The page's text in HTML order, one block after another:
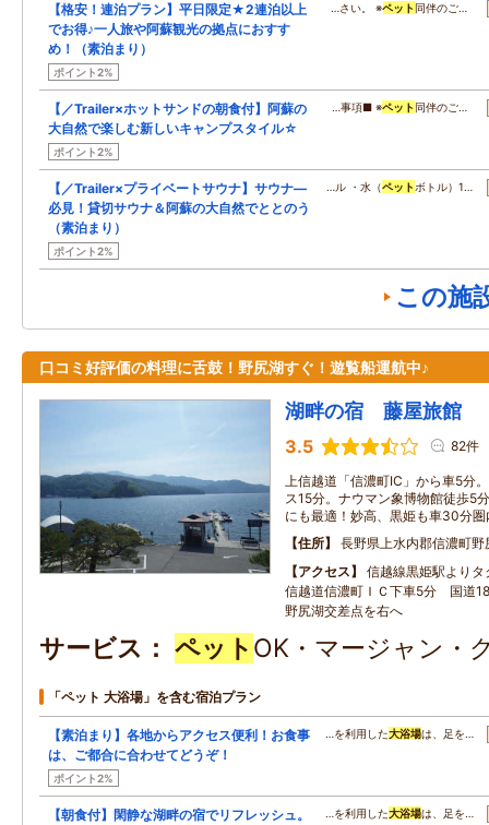
【格安！連泊プラン】平日限定★2連泊以上
でお得♪一人旅や阿蘇観光の拠点におすす
め！（素泊まり）
ポイント2%
…さい。 ※ペット 同伴のご…
【／Trailer×ホットサンドの朝食付】阿蘇の
大自然で楽しむ新しいキャンプスタイル☆
ポイント2%
…事項■ ※ペット 同伴のご…
【／Trailer×プライベートサウナ】サウナ―
必見！貸切サウナ＆阿蘇の大自然でととのう
（素泊まり）
ポイント2%
…ル ・水（ペット ボトル）1…
この施
口コミ好評価の料理に舌鼓！野尻湖すぐ！遊覧船運航中♪
湖畔の宿 藤屋旅館
3.5 82件
上信越道「信濃町IC」から車5分
ス15分。ナウマン象博物館徒歩5
にも最適！妙高、黒姫も車30分圏
住所
長野県上水内郡信濃町野
アクセス
信越線黒姫駅より
信越道信濃町ＩＣ下車5分 国道
野尻湖交差点を右へ
サービス ペット OK・マージャン・
「ペット 大浴場」を含む宿泊プラン
【素泊まり】各地からアクセス便利！お食事
は、ご都合に合わせてどうぞ！
ポイント2%
…を利用した大浴場は、足を…
【朝食付】閑静な湖畔の宿でリフレッシュ。
…を利用した大浴場は、足を…